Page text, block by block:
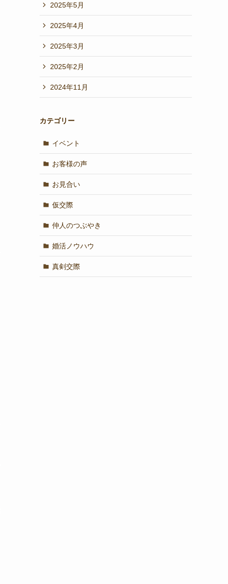
2025年5月
2025年4月
2025年3月
2025年2月
2024年11月
カテゴリー
イベント
お客様の声
お見合い
仮交際
仲人のつぶやき
婚活ノウハウ
真剣交際